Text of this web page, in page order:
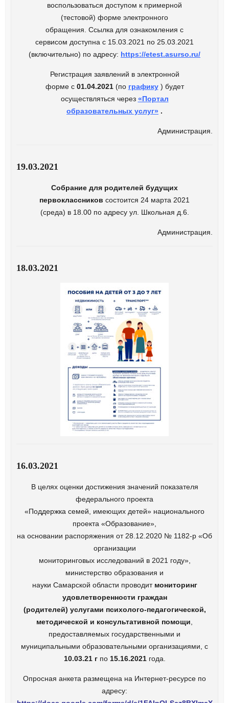
воспользоваться доступом к примерной
(тестовой) форме электронного
обращения. Ссылка для ознакомления с
сервисом доступна с 15.03.2021 по 25.03.2021
(включительно) по адресу: https://etest.asurso.ru/
Регистрация заявлений в электронной
форме с 01.04.2021(по графику) будет
осуществляться через «Портал
образовательных услуг» .
Администрация.
19.03.2021
Собрание для родителей будущих
первоклассников состоится 24 марта 2021
(среда) в 18.00 по адресу ул. Школьная д.6.
Администрация.
18.03.2021
16.03.2021
В целях оценки достижения значений показателя
федерального проекта
«Поддержка семей, имеющих детей» национального
проекта «Образование»,
на основании распоряжения от 28.12.2020 № 1182-р «Об
организации
мониторинговых исследований в 2021 году»,
министерство образования и
науки Самарской области проводит мониторинг
удовлетворенности граждан
(родителей) услугами психолого-педагогической,
методической и консультативной помощи
предоставляемых государственными и
муниципальными образовательными организациями, с
10.03.21 гпо 15.16.2021года.
Опросная анкета размещена на Интернет-ресурсе по
адресу: